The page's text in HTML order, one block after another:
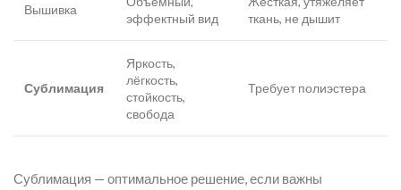
Вышивка
эффектный вид
ткань, не дышит
Сублимация
Яркость,
лёгкость,
стойкость,
свобода
Требует полиэстера
Сублимация — оптимальное решение, если важны